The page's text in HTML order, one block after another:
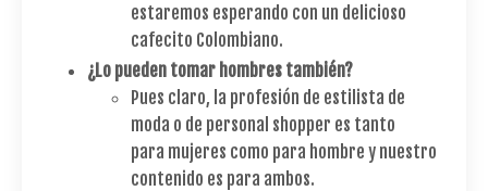
estaremos esperando con un delicioso
cafecito Colombiano.
¿Lo pueden tomar hombres también?
Pues claro, la profesión de estilista de
moda o de personal shopper es tanto
para mujeres como para hombre y nuestro
contenido es para ambos.